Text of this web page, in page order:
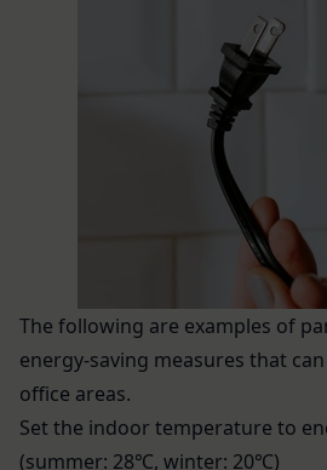
The following are examples of
energy-saving measures that
office areas.
Set the indoor temperature to
(summer: 28℃, winter: 20℃)
ーケティングのサポートを行う
客様情報を提供することがあり
外部サービスとの連携のための共
当社は、Facebook、Googleア
その他の外部サービスとの連携
を利用した認証にあたり、当該
社にお客様情報を提供すること
お客様の居住国内外において、
段または公的もしくは政府機関
当社がお客様情報の全部または
が必要になる場合があります。
当社は、国家安全保障、法の執
場合、お客様情報の全部または
本人が行うものとします。当社
申し込みが行われた場合には、
氏名等を入力された本人が当該
のとみなします。
当社は、会員登録を申請した者
れかの事由に該当する場合は、
当社に提供された登録情報の
き虚偽、誤記又は記載漏れが
当該登録希望者が、本サービ
するその他のサービスの利用
アカウント削除等の利用停止
があり、又は現在受けている
未成年者、成年被後見人、
人のいずれかであって、法定